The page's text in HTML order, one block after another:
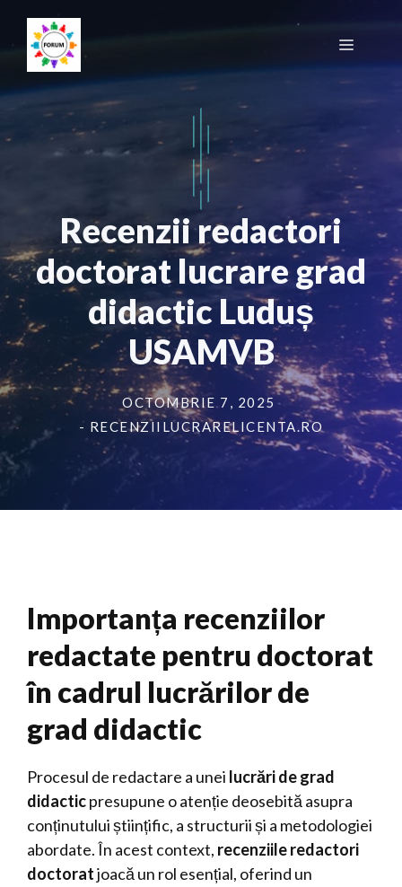
conținut
Meniu
Recenzii redactori
doctorat lucrare grad
didactic Luduș
USAMVB
OCTOMBRIE 7, 2025
- RECENZIILUCRARELICENTA.RO
Importanța recenziilor
redactate pentru doctorat
în cadrul lucrărilor de
grad didactic
Procesul de redactare a unei lucrări de grad
didacticpresupune o atenție deosebită asupra
conținutului științific, a structurii și a metodologiei
abordate. În acest context, recenziile redactori
doctoratjoacă un rol esențial, oferind un